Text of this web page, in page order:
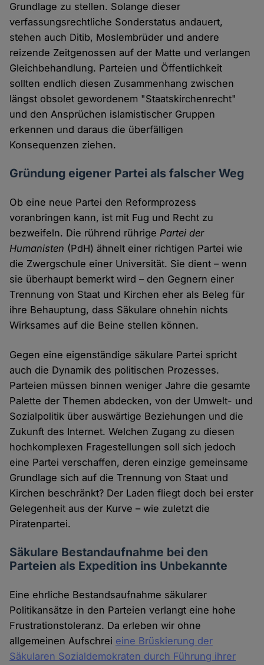
Grundlage zu stellen. Solange dieser
verfassungsrechtliche Sonderstatus andauert,
stehen auch Ditib, Moslembrüder und andere
reizende Zeitgenossen auf der Matte und verlangen
Gleichbehandlung. Parteien und Öffentlichkeit
sollten endlich diesen Zusammenhang zwischen
längst obsolet gewordenem "Staatskirchenrecht"
und den Ansprüchen islamistischer Gruppen
erkennen und daraus die überfälligen
Konsequenzen ziehen.
Gründung eigener Partei als falscher Weg
Ob eine neue Partei den Reformprozess
voranbringen kann, ist mit Fug und Recht zu
bezweifeln. Die rührend rührigePartei der
Humanisten (PdH) ähnelt einer richtigen Partei wie
die Zwergschule einer Universität. Sie dient – wenn
sie überhaupt bemerkt wird – den Gegnern einer
Trennung von Staat und Kirchen eher als Beleg für
ihre Behauptung, dass Säkulare ohnehin nichts
Wirksames auf die Beine stellen können.
Gegen eine eigenständige säkulare Partei spricht
auch die Dynamik des politischen Prozesses.
Parteien müssen binnen weniger Jahre die gesamte
Palette der Themen abdecken, von der Umwelt- und
Sozialpolitik über auswärtige Beziehungen und die
Zukunft des Internet. Welchen Zugang zu diesen
hochkomplexen Fragestellungen soll sich jedoch
eine Partei verschaffen, deren einzige gemeinsame
Grundlage sich auf die Trennung von Staat und
Kirchen beschränkt? Der Laden fliegt doch bei erster
Gelegenheit aus der Kurve – wie zuletzt die
Piratenpartei.
Säkulare Bestandaufnahme bei den
Parteien als Expedition ins Unbekannte
Eine ehrliche Bestandsaufnahme säkularer
Politikansätze in den Parteien verlangt eine hohe
Frustrationstoleranz. Da erleben wir ohne
allgemeinen Aufschrei eine Brüskierung der
Säkularen Sozialdemokraten durch Führung ihrer